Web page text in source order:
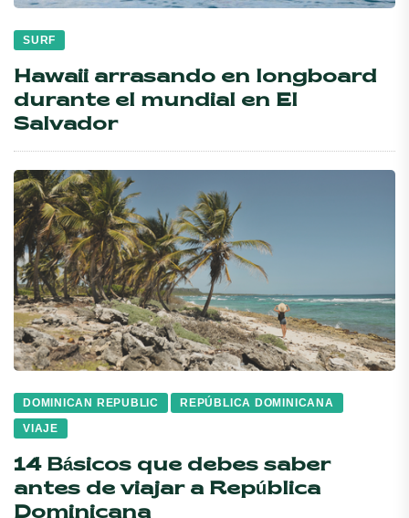
SURF
Hawaii arrasando en longboard
durante el mundial en El
Salvador
DOMINICAN REPUBLIC
REPÚBLICA DOMINICANA
VIAJE
14 Básicos que debes saber
antes de viajar a República
Dominicana